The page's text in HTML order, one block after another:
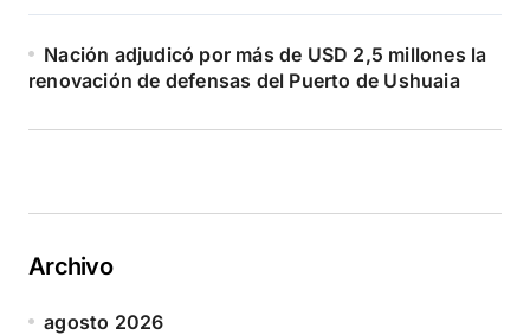
Nación adjudicó por más de USD 2,5 millones la
renovación de defensas del Puerto de Ushuaia
Archivo
agosto 2026